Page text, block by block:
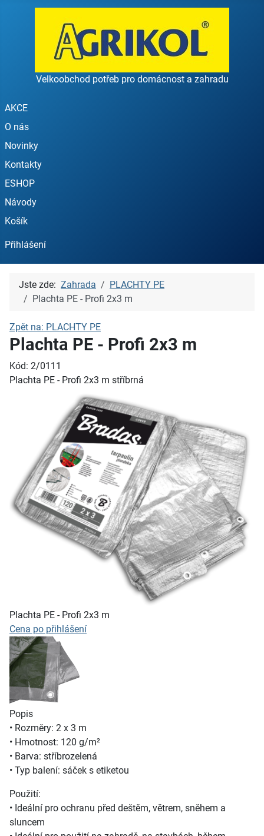
Velkoobchod potřeb pro domácnost a zahradu
AKCE
O nás
Novinky
Kontakty
ESHOP
Návody
Košík
Přihlášení
Jste zde: Zahrada
PLACHTY PE
Plachta PE - Profi 2x3 m
Zpět na: PLACHTY PE
Plachta PE - Profi 2x3 m
Kód: 2/0111
Plachta PE - Profi 2x3 m stříbrná
Plachta PE - Profi 2x3 m
Cena po přihlášení
Popis
• Rozměry: 2 x 3 m
• Hmotnost: 120 g/m²
• Barva: stříbrozelená
• Typ balení: sáček s etiketou
Použití:
• Ideální pro ochranu před deštěm, větrem, sněhem a
sluncem